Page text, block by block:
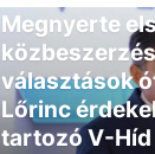
Megnyerte
választások
Lőrinc
tartozó V-Híd